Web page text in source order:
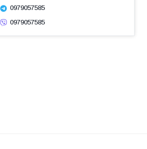
0979057585
0979057585